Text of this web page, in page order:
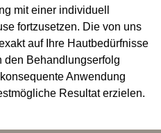
mit einer individuell
fortzusetzen. Die von uns
auf Ihre Hautbedürfnisse
den Behandlungserfolg
Anwendung
Resultat erzielen.